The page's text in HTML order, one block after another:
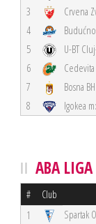
3
Crvena
4
5
U-BT
6
7
Bosna
8
Igokea
ABA
# Club
1 Spartak